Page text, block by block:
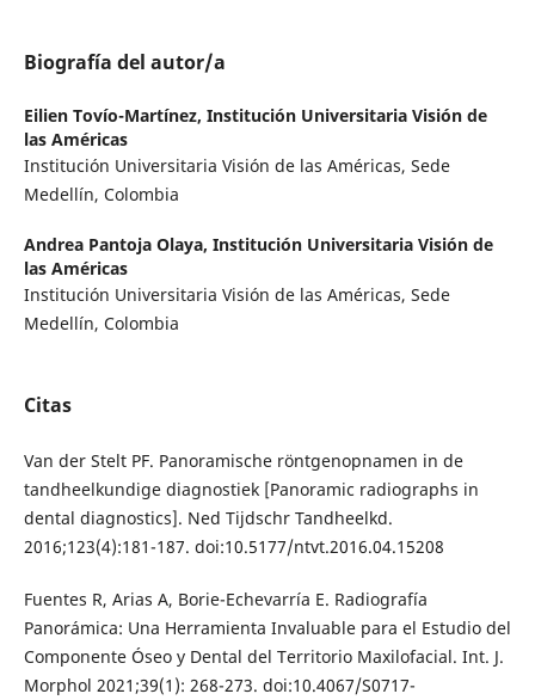
Biografía del autor/a
Eilien Tovío-Martínez, Institución Universitaria Visión de
las Américas
Institución Universitaria Visión de las Américas, Sede
Medellín, Colombia
Andrea Pantoja Olaya, Institución Universitaria Visión de
las Américas
Institución Universitaria Visión de las Américas, Sede
Medellín, Colombia
Citas
Van der Stelt PF. Panoramische röntgenopnamen in de
tandheelkundige diagnostiek [Panoramic radiographs in
dental diagnostics]. Ned Tijdschr Tandheelkd.
2016;123(4):181-187. doi:10.5177/ntvt.2016.04.15208
Fuentes R, Arias A, Borie-Echevarría E. Radiografía
Panorámica: Una Herramienta Invaluable para el Estudio del
Componente Óseo y Dental del Territorio Maxilofacial. Int. J.
Morphol 2021;39(1): 268-273. doi:10.4067/S0717-